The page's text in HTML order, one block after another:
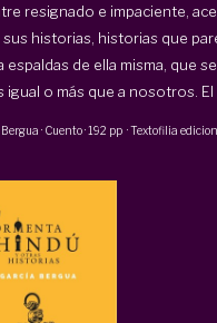
resignado e impaciente,
sus historias, historias que
espaldas de ella misma, que
igual o más que a nosotros. El ...
· Cuento·192 pp ·Textofilia